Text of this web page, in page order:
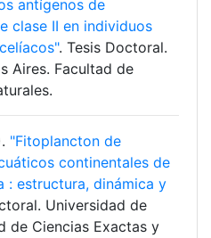
antígenos de
clase II en individuos
. Tesis Doctoral.
Aires. Facultad de
"Fitoplancton de
continentales de
: estructura, dinámica y
Universidad de
de Ciencias Exactas y